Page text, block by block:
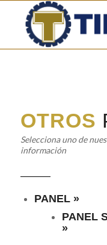
OTROS
Selecciona uno de
información
PANEL »
PANEL
»